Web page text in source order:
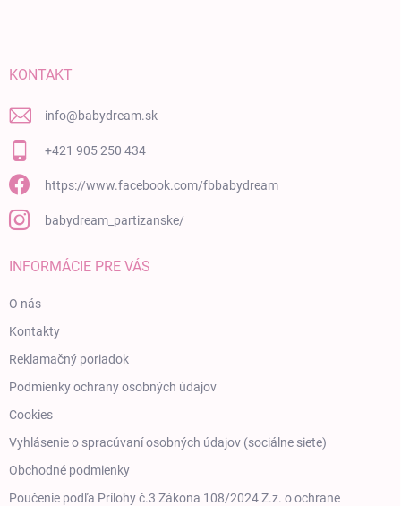
KONTAKT
info@babydream.sk
+421 905 250 434
https://www.facebook.com/fbbabydream
babydream_partizanske/
INFORMÁCIE PRE VÁS
O nás
Kontakty
Reklamačný poriadok
Podmienky ochrany osobných údajov
Cookies
Vyhlásenie o spracúvaní osobných údajov (sociálne siete)
Obchodné podmienky
Poučenie podľa Prílohy č.3 Zákona 108/2024 Z.z. o ochrane